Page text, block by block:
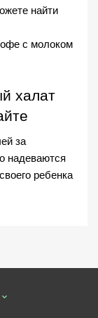
найти
с молоком
халат
надеваются
ребенка